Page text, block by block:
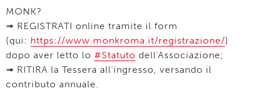
MONK?
➟ REGISTRATI online tramite il form
(qui: https://www.monkroma.it/registrazione/)
dopo aver letto lo #Statuto dell'Associazione;
➟ RITIRA la Tessera all'ingresso, versando il
contributo annuale.